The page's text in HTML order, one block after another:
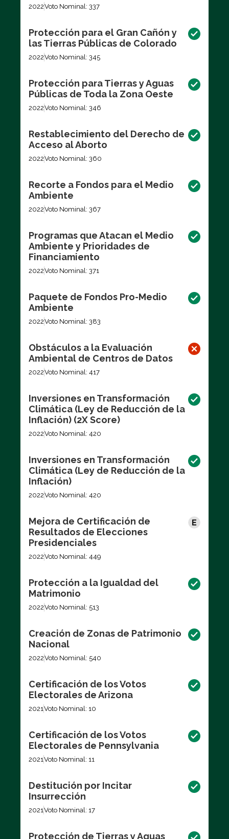
2022Voto Nominal: 337
Protección para el Gran Cañón y
las Tierras Públicas de Colorado
2022Voto Nominal: 345
Protección para Tierras y Aguas
Públicas de Toda la Zona Oeste
2022Voto Nominal: 346
Restablecimiento del Derecho de
Acceso al Aborto
2022Voto Nominal: 360
Recorte a Fondos para el Medio
Ambiente
2022Voto Nominal: 367
Programas que Atacan el Medio
Ambiente y Prioridades de
Financiamiento
2022Voto Nominal: 371
Paquete de Fondos Pro-Medio
Ambiente
2022Voto Nominal: 383
Obstáculos a la Evaluación
Ambiental de Centros de Datos
2022Voto Nominal: 417
Inversiones en Transformación
Climática (Ley de Reducción de la
Inflación) (2X Score)
2022Voto Nominal: 420
Inversiones en Transformación
Climática (Ley de Reducción de la
Inflación)
2022Voto Nominal: 420
Mejora de Certificación de
Resultados de Elecciones
Presidenciales
2022Voto Nominal: 449
Protección a la Igualdad del
Matrimonio
2022Voto Nominal: 513
Creación de Zonas de Patrimonio
Nacional
2022Voto Nominal: 540
Certificación de los Votos
Electorales de Arizona
2021Voto Nominal: 10
Certificación de los Votos
Electorales de Pennsylvania
2021Voto Nominal: 11
Destitución por Incitar
Insurrección
2021Voto Nominal: 17
Protección de Tierras y Aguas